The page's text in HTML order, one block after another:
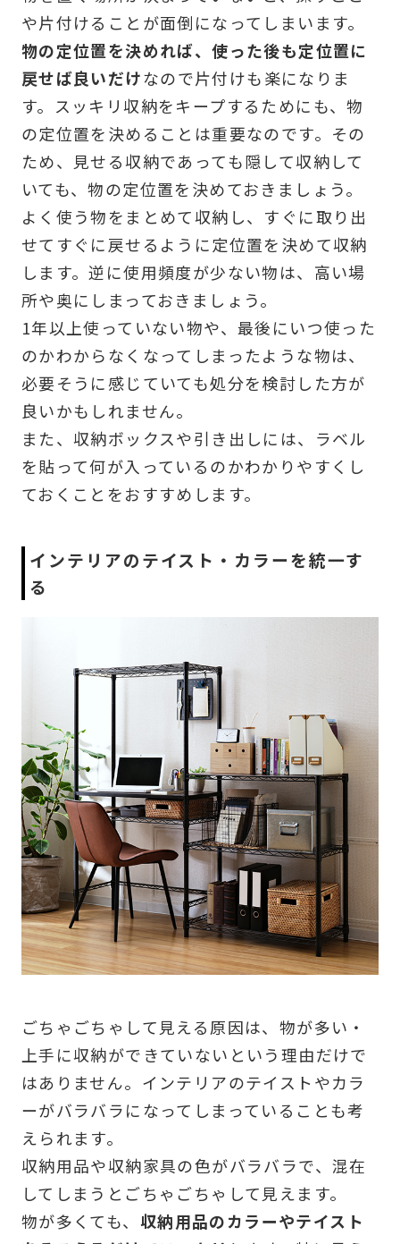
や片付けることが面倒になってしまいます。
物の定位置を決めれば、使った後も定位置に
戻せば良いだけなので片付けも楽になりま
す。スッキリ収納をキープするためにも、物
の定位置を決めることは重要なのです。その
ため、見せる収納であっても隠して収納して
いても、物の定位置を決めておきましょう。
よく使う物をまとめて収納し、すぐに取り出
せてすぐに戻せるように定位置を決めて収納
します。逆に使用頻度が少ない物は、高い場
所や奥にしまっておきましょう。
1年以上使っていない物や、最後にいつ使った
のかわからなくなってしまったような物は、
必要そうに感じていても処分を検討した方が
良いかもしれません。
また、収納ボックスや引き出しには、ラベル
を貼って何が入っているのかわかりやすくし
ておくことをおすすめします。
インテリアのテイスト・カラーを統一す
る
ごちゃごちゃして見える原因は、物が多い・
上手に収納ができていないという理由だけで
はありません。インテリアのテイストやカラ
ーがバラバラになってしまっていることも考
えられます。
収納用品や収納家具の色がバラバラで、混在
してしまうとごちゃごちゃして見えます。
物が多くても、 収納用品のカラーやテイスト